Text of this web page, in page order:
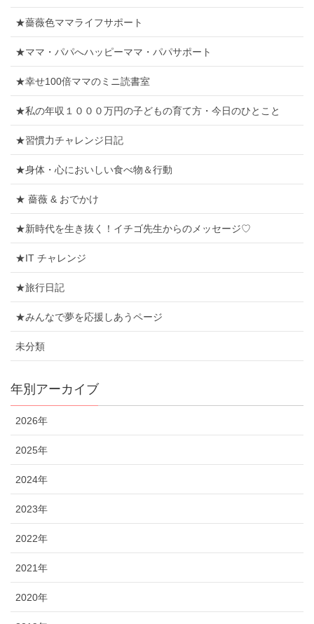
★薔薇色ママライフサポート
★ママ・パパへハッピーママ・パパサポート
★幸せ100倍ママのミニ読書室
★私の年収１０００万円の子どもの育て方・今日のひとこと
★習慣力チャレンジ日記
★身体・心においしい食べ物＆行動
★ 薔薇 & おでかけ
★新時代を生き抜く！イチゴ先生からのメッセージ♡
★IT チャレンジ
★旅行日記
★みんなで夢を応援しあうページ
未分類
年別アーカイブ
2026年
2025年
2024年
2023年
2022年
2021年
2020年